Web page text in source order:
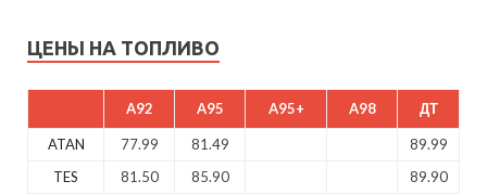
ЦЕНЫ НА ТОПЛИВО
A92 A95 A95+ A98 ДТ
ATAN 77.99 81.49
89.99
TES
81.50 85.90
89.90